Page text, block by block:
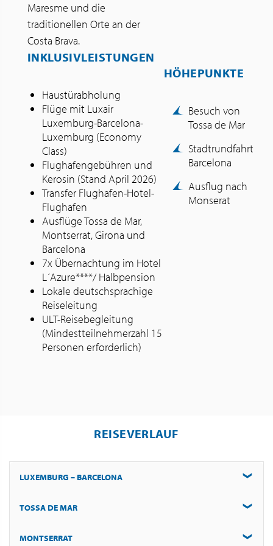
Maresme und die
traditionellen Orte an der
Costa Brava.
INKLUSIVLEISTUNGEN
Haustürabholung
Flüge mit Luxair
Luxemburg-Barcelona-
Luxemburg (Economy
Class)
Flughafengebühren und
Kerosin (Stand April 2026)
Transfer Flughafen-Hotel-
Flughafen
Ausflüge Tossa de Mar,
Montserrat, Girona und
Barcelona
7x Übernachtung im Hotel
L´Azure****/ Halbpension
Lokale deutschsprachige
Reiseleitung
ULT-Reisebegleitung
(Mindestteilnehmerzahl 15
Personen erforderlich)
HÖHEPUNKTE
Besuch von
Tossa de Mar
Stadtrundfahrt
Barcelona
Ausflug nach
Monserat
REISEVERLAUF
LUXEMBURG – BARCELONA
Flug mit Luxair nach Barcelona und Transfer zum Hotel.
TOSSA DE MAR
Entdecken Sie die engen Gassen, die Stadtmauer und
MONTSERRAT